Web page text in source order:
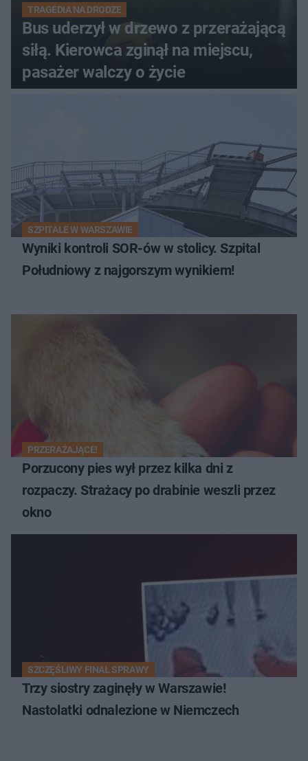
TRAGEDIA NA DRODZE
Bus uderzył w drzewo z przerażającą
siłą. Kierowca zginął na miejscu,
pasażer walczy o życie
SZPITALE W WARSZAWIE
Wyniki kontroli SOR-ów w stolicy. Szpital
Południowy z najgorszym wynikiem!
PRZERAŻAJĄCE!
Porzucony pies wył przez kilka dni z
rozpaczy. Strażacy po drabinie weszli przez
okno
SZCZĘŚLIWY FINAŁ SPRAWY
Trzy siostry zaginęły w Warszawie!
Nastolatki odnalezione w Niemczech